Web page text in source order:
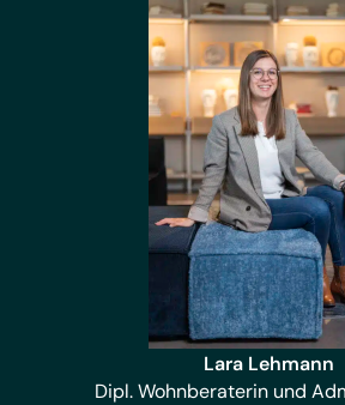
Lara Lehmann
Dipl. Wohnberaterin und